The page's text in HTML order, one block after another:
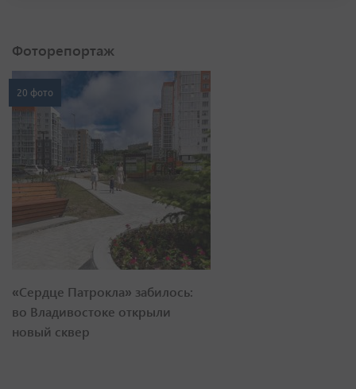
Фоторепортаж
20 фото
«Сердце Патрокла» забилось:
во Владивостоке открыли
новый сквер